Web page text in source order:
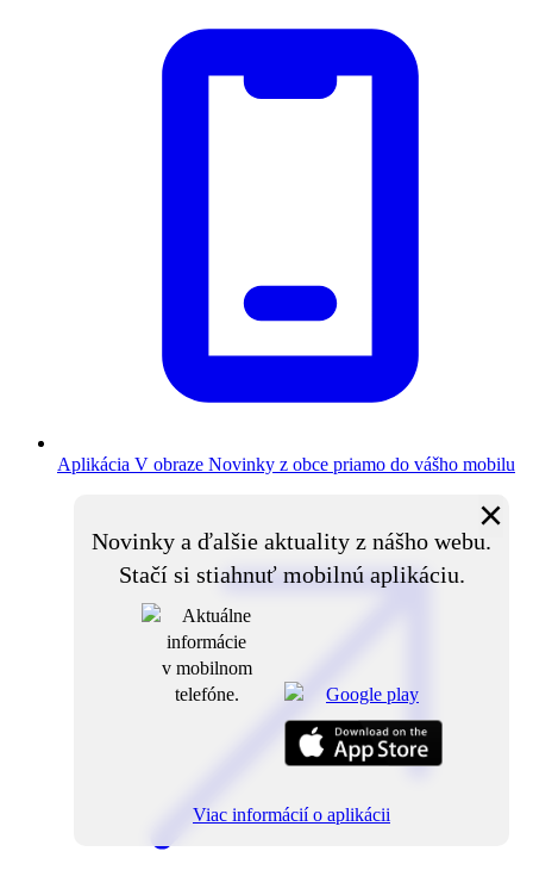
Aplikácia V obraze Novinky z obce priamo do vášho mobilu
Novinky a ďalšie aktuality z nášho webu.
Stačí si stiahnuť mobilnú aplikáciu.
×
Viac informácií o aplikácii